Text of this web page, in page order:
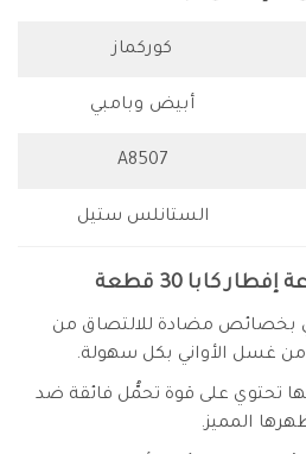
كوركماز
أبيض وبامبي
A8507
الستانلس ستيل
كابا 30 قطعة
بخصائص مضادة للالتصاق من
من غسل الأواني بكل سهولة.
تحتوي على قوة تحمُّل فائقة ضد
المميز.